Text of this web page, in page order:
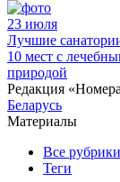
23 июля
Лучшие
10 мест с
природой
Редакция
Беларусь
Материалы
Все рубрики
Теги